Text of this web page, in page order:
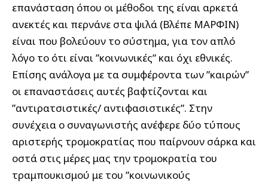
επανάσταση όπου οι μέθοδοι της είναι αρκετά
ανεκτές και περνάνε στα ψιλά (Βλέπε ΜΑΡΦΙΝ)
είναι που βολεύουν το σύστημα, για τον απλό
λόγο το ότι είναι ”κοινωνικές” και όχι εθνικές.
Επίσης ανάλογα με τα συμφέροντα των ”καιρών”
οι επαναστάσεις αυτές βαφτίζονται και
”αντιρατσιστικές/ αντιφασιστικές”. Στην
συνέχεια ο συναγωνιστής ανέφερε δύο τύπους
αριστερής τρομοκρατίας που παίρνουν σάρκα και
οστά στις μέρες μας την τρομοκρατία του
τραμπουκισμού με του ”κοινωνικούς